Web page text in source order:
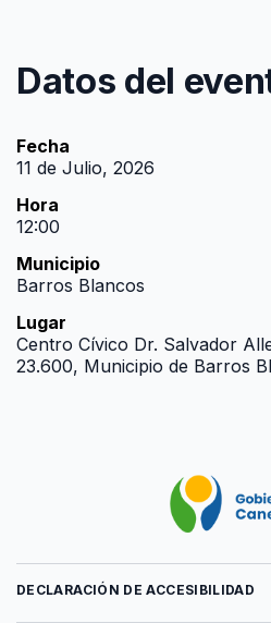
Datos del
Fecha
11 de Julio, 2026
Hora
12:00
Municipio
Barros Blancos
Lugar
Centro Cívico Dr. Salvador
23.600, Municipio de Barros
DECLARACIÓN DE ACCESIBILIDAD